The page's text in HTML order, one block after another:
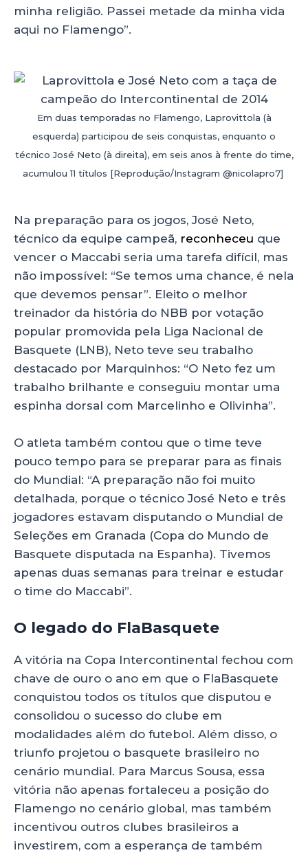
minha religião. Passei metade da minha vida
aqui no Flamengo”.
Em duas temporadas no Flamengo, Laprovittola (à
esquerda) participou de seis conquistas, enquanto o
técnico José Neto (à direita), em seis anos à frente do time,
acumulou 11 títulos [Reprodução/Instagram @nicolapro7]
Na preparação para os jogos, José Neto,
técnico da equipe campeã, reconheceu que
vencer o Maccabi seria uma tarefa difícil, mas
não impossível: “Se temos uma chance, é nela
que devemos pensar”. Eleito o melhor
treinador da história do NBB por votação
popular promovida pela Liga Nacional de
Basquete (LNB), Neto teve seu trabalho
destacado por Marquinhos: “O Neto fez um
trabalho brilhante e conseguiu montar uma
espinha dorsal com Marcelinho e Olivinha”.
O atleta também contou que o time teve
pouco tempo para se preparar para as finais
do Mundial: “A preparação não foi muito
detalhada, porque o técnico José Neto e três
jogadores estavam disputando o Mundial de
Seleções em Granada (Copa do Mundo de
Basquete disputada na Espanha). Tivemos
apenas duas semanas para treinar e estudar
o time do Maccabi”.
O legado do FlaBasquete
A vitória na Copa Intercontinental fechou com
chave de ouro o ano em que o FlaBasquete
conquistou todos os títulos que disputou e
consolidou o sucesso do clube em
modalidades além do futebol. Além disso, o
triunfo projetou o basquete brasileiro no
cenário mundial. Para Marcus Sousa, essa
vitória não apenas fortaleceu a posição do
Flamengo no cenário global, mas também
incentivou outros clubes brasileiros a
investirem, com a esperança de também